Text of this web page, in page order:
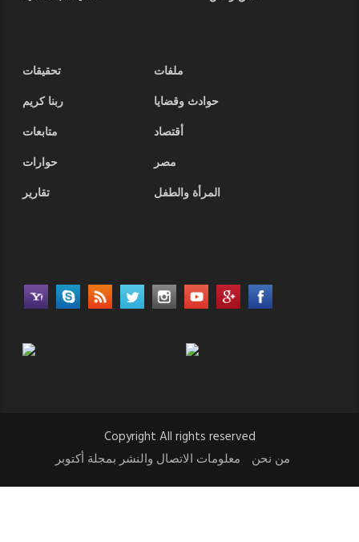
ملفات
تحقيقات
حوادث وقضايا
ربنا كريم
أقتصاد
متابعات
مصر
حوارات
المرأة والطفل
تقارير
Copyright All rights reserved
من نحن
معلومات الاتصال والنشر بمجلة أكتوبر